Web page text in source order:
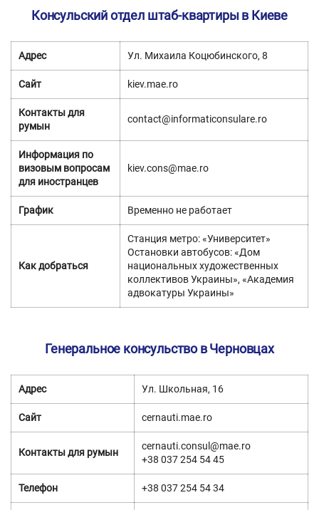
Консульский отдел штаб-квартиры в Киеве
Адрес Ул. Михаила Коцюбинского, 8
Сайт kiev.mae.ro
Контакты для
румын
contact@informaticonsulare.ro
Информация по
визовым вопросам
для иностранцев
kiev.cons@mae.ro
График Временно не работает
Как добраться
Станция метро: «Университет»
Остановки автобусов: «Дом
национальных художественных
коллективов Украины», «Академия
адвокатуры Украины»
Генеральное консульство в Черновцах
Адрес Ул. Школьная, 16
Сайт cernauti.mae.ro
Контакты для румын
cernauti.consul@mae.ro
+38 037 254 54 45
Телефон +38 037 254 54 34